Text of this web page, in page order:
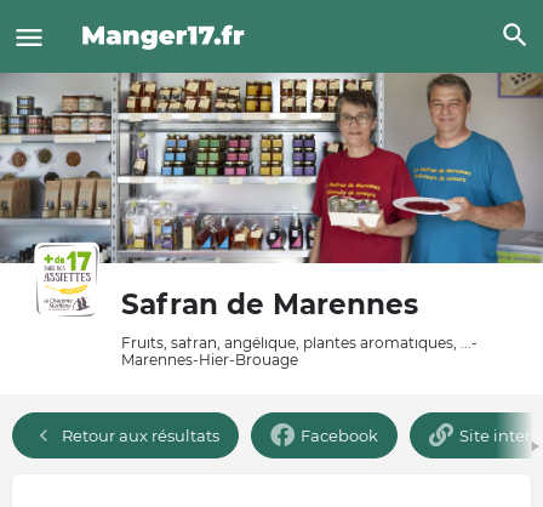
Safran de Marennes
Fruits, safran, angélique, plantes aromatiques, ...-
Marennes-Hier-Brouage
Retour aux résultats Facebook Site